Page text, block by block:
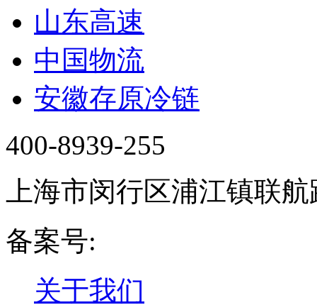
山东高速
中国物流
安徽存原冷链
400-8939-255
上海市闵行区浦江镇联
备案号:
关于我们